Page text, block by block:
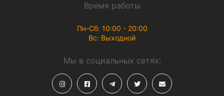
Время работы
Пн-Сб: 10:00 - 20:00
Вс: Выходной
Мы в социальных сетях: